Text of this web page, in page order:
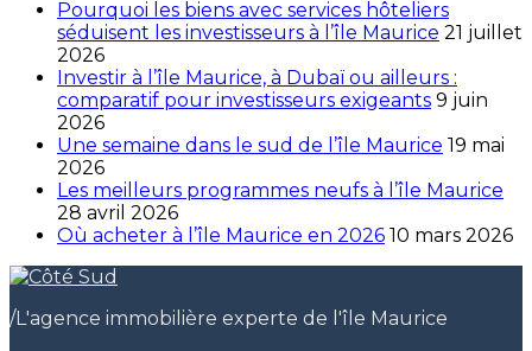
Pourquoi les biens avec services hôteliers
séduisent les investisseurs à l’île Maurice 21 juillet
2026
Investir à l’île Maurice, à Dubaï ou ailleurs :
comparatif pour investisseurs exigeants 9 juin
2026
Une semaine dans le sud de l’île Maurice 19 mai
2026
Les meilleurs programmes neufs à l’île Maurice
28 avril 2026
Où acheter à l’île Maurice en 2026 10 mars 2026
/L'agence immobilière experte de l'île Maurice